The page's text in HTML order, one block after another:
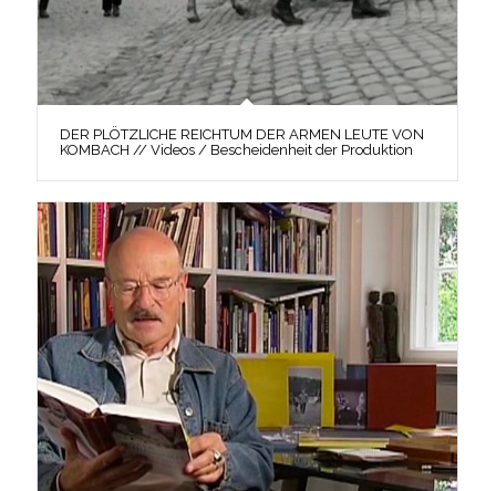
DER PLÖTZLICHE REICHTUM DER ARMEN LEUTE VON
KOMBACH // Videos / Bescheidenheit der Produktion